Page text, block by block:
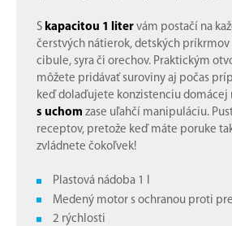
S kapacitou 1 liter vám postačí na
čerstvých nátierok, detských príkrmov
cibule, syra či orechov. Praktickým
môžete pridávať suroviny aj počas
keď dolaďujete konzistenciu domácej
s uchom zase uľahčí manipuláciu.
receptov, pretože keď máte poruke
zvládnete čokoľvek!
Plastová nádoba 1 l
Medený motor s ochranou proti
2 rýchlosti